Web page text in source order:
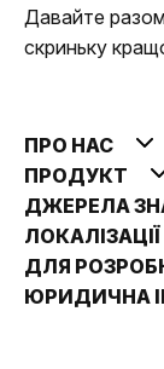
Давайте
скриньку
ПРО НАС
ПРОДУКТ
ДЖЕРЕЛА
ЛОКАЛІЗАЦІЇ
ДЛЯ
ЮРИДИЧНА